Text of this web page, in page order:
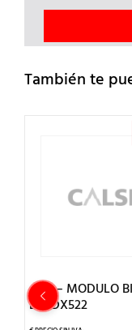
También te
ABB – MODULO
E/S DX522